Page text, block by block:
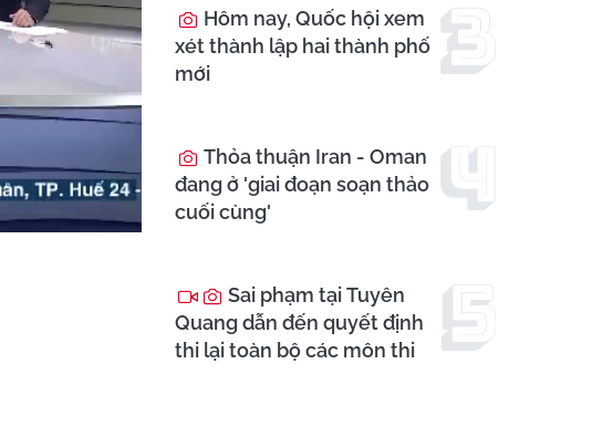
Hôm nay, Quốc hội xem
xét thành lập hai thành phố
mới
Thỏa thuận Iran - Oman
đang ở 'giai đoạn soạn thảo
cuối cùng'
Sai phạm tại Tuyên
Quang dẫn đến quyết định
thi lại toàn bộ các môn thi